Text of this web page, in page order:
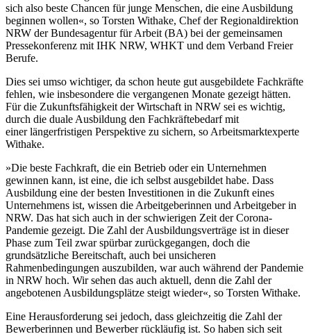
sich also beste Chancen für junge Menschen, die eine Ausbildung
beginnen wollen«, so Torsten Withake, Chef der Regionaldirektion
NRW der Bundesagentur für Arbeit (BA) bei der gemeinsamen
Pressekonferenz mit IHK NRW, WHKT und dem Verband Freier
Berufe.
Dies sei umso wichtiger, da schon heute gut ausgebildete Fachkräfte
fehlen, wie insbesondere die vergangenen Monate gezeigt hätten.
Für die Zukunftsfähigkeit der Wirtschaft in NRW sei es wichtig,
durch die duale Ausbildung den Fachkräftebedarf mit
einer längerfristigen Perspektive zu sichern, so Arbeitsmarktexperte
Withake.
»Die beste Fachkraft, die ein Betrieb oder ein Unternehmen
gewinnen kann, ist eine, die ich selbst ausgebildet habe. Dass
Ausbildung eine der besten Investitionen in die Zukunft eines
Unternehmens ist, wissen die Arbeitgeberinnen und Arbeitgeber in
NRW. Das hat sich auch in der schwierigen Zeit der Corona-
Pandemie gezeigt. Die Zahl der Ausbildungsverträge ist in dieser
Phase zum Teil zwar spürbar zurückgegangen, doch die
grundsätzliche Bereitschaft, auch bei unsicheren
Rahmenbedingungen auszubilden, war auch während der Pandemie
in NRW hoch. Wir sehen das auch aktuell, denn die Zahl der
angebotenen Ausbildungsplätze steigt wieder«, so Torsten Withake.
Eine Herausforderung sei jedoch, dass gleichzeitig die Zahl der
Bewerberinnen und Bewerber rückläufig ist. So haben sich seit